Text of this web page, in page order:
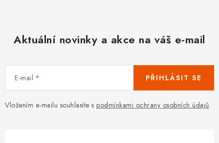
Aktuální novinky a akce na váš e-mail
E-mail
Vložením e-mailu souhlasíte s podmínkami ochrany osobních údajů
PŘIHLÁSIT SE